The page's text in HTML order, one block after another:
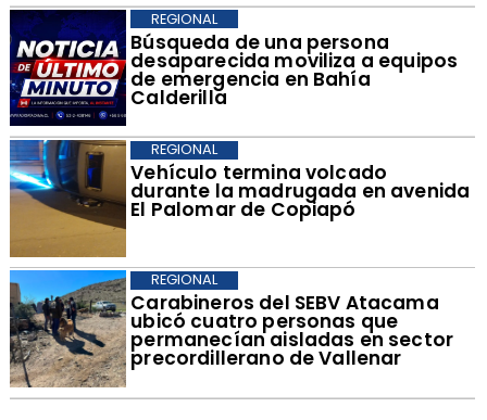
Búsqueda de una persona
desaparecida moviliza a equipos
de emergencia en Bahía
Calderilla
REGIONAL
Vehículo termina volcado
durante la madrugada en avenida
El Palomar de Copiapó
REGIONAL
Carabineros del SEBV Atacama
ubicó cuatro personas que
permanecían aisladas en sector
precordillerano de Vallenar
REGIONAL